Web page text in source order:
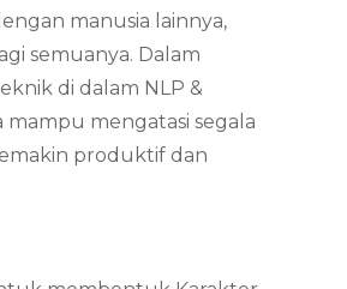
manusia lainnya,
semuanya. Dalam
di dalam NLP &
mengatasi segala
produktif dan